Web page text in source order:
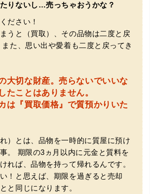
店ではメール見積もりの時点で数千
もりでしたが、こちらのメールでの見積
ので利用させて頂きました。 対応も丁
りないし…売っちゃおうかな？
ださい！
うと（買取）、その品物は二度と戻
また、思い出や愛着も二度と戻ってき
大切な財産。売らないでいいな
たことはありません。
は『買取価格』で質預かりいた
）とは、品物を一時的に質屋に預け
。
期限の3ヵ月以内に元金と質料を
れば、品物を持って帰れるんです。
！と思えば、期限を過ぎると売却
と同じになります。